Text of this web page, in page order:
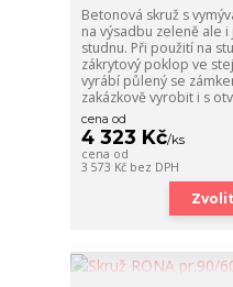
Betonová skruž s
na výsadbu zeleně ale
studnu. Při použití na
zákrytový poklop ve
vyrábí půlený se
zakázkově vyrobit i s
cena od
4 323 Kč/ks
cena od
3 573 Kč bez DPH